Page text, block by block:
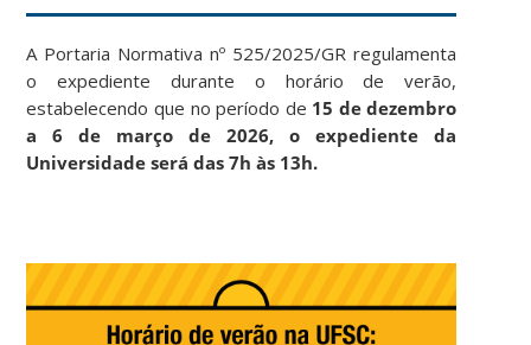
A Portaria Normativa nº 525/2025/GR regulamenta
o expediente durante o horário de verão,
estabelecendo que no período de 15 de dezembro
a 6 de março de 2026, o expediente da
Universidade será das 7h às 13h.